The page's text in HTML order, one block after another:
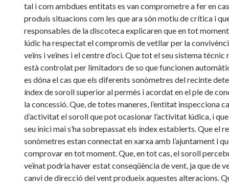
tal i com ambdues entitats es van comprometre a fer en
produís situacions com les que ara són motiu de crítica i
responsables de la discoteca explicaren que en tot
lúdic ha respectat el compromís de vetllar per la
veïns i veïnes i el centre d’oci. Que tot el seu sistema tècnic
està controlat per limitadors de so que funcionen
es dóna el cas que els diferents sonòmetres del recinte
índex de soroll superior al permès i acordat en el ple de
la concessió. Que, de totes maneres, l’entitat inspecciona
d’activitat el soroll que pot ocasionar l’activitat lúdica, i
seu inici mai s’ha sobrepassat els índex establerts. Que el
sonòmetres estan connectat en xarxa amb l’ajuntament i
comprovar en tot moment. Que, en tot cas, el soroll
veïnat podria haver estat conseqüència de vent, ja que de
canvi de direcció del vent produeix aquestes alteracions.